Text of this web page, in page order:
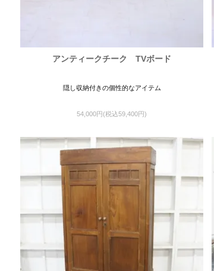
アンティークチーク TVボード
隠し収納付きの個性的なアイテム
54,000円(税込59,400円)